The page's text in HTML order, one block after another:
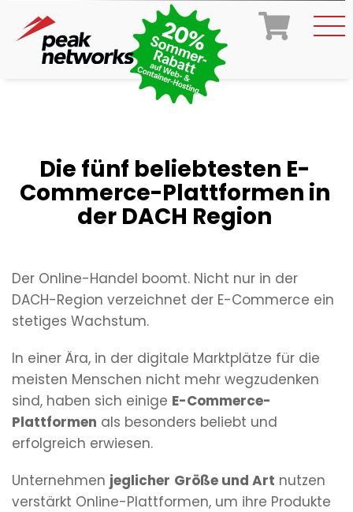
Die fünf beliebtesten E-
Commerce-Plattformen in
der DACH Region
Der Online-Handel boomt. Nicht nur in der
DACH-Region verzeichnet der E-Commerce ein
stetiges Wachstum.
In einer Ära, in der digitale Marktplätze für die
meisten Menschen nicht mehr wegzudenken
sind, haben sich einige E-Commerce-
Plattformen als besonders beliebt und
erfolgreich erwiesen.
Unternehmen jeglicher Größe und Art nutzen
verstärkt Online-Plattformen, um ihre Produkte